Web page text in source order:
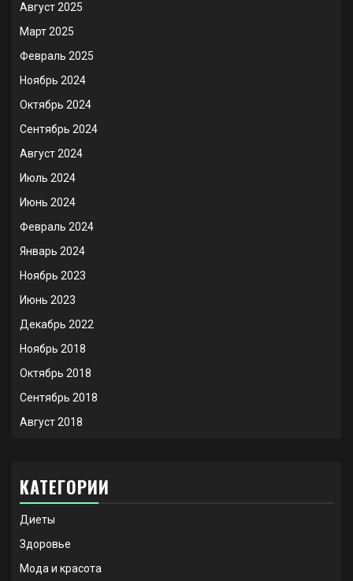
Август 2025
Март 2025
Февраль 2025
Ноябрь 2024
Октябрь 2024
Сентябрь 2024
Август 2024
Июль 2024
Июнь 2024
Февраль 2024
Январь 2024
Ноябрь 2023
Июнь 2023
Декабрь 2022
Ноябрь 2018
Октябрь 2018
Сентябрь 2018
Август 2018
КАТЕГОРИИ
Диеты
Здоровье
Мода и красота